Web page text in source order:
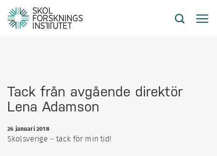
Tack från avgående direktör
Lena Adamson
26 januari 2018
Skolsverige – tack för min tid!